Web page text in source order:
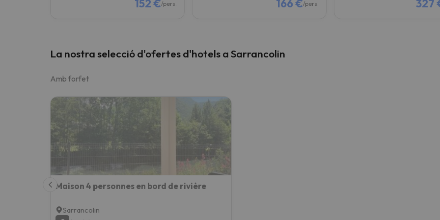
152 €/pers. 166 €/pers. 327
La nostra selecció d'ofertes d'hotels a Sarrancolin
Amb forfet
Maison 4 personnes en bord de rivière
Sarrancolin